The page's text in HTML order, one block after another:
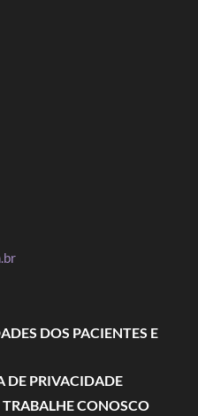
DOS PACIENTES E
DE PRIVACIDADE
TRABALHE CONOSCO